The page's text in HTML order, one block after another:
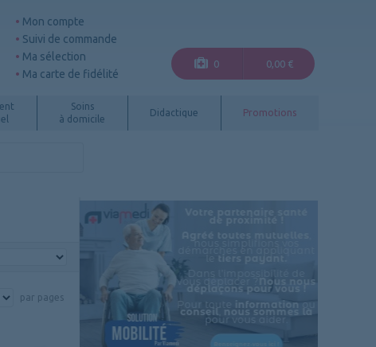
Mon compte
Suivi de commande
Ma sélection
Ma carte de fidélité
0 0,00 €
Soins
à domicile
Didactique Promotions
par pages